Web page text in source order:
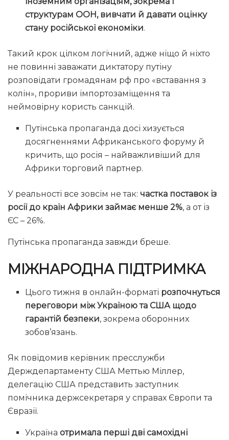
структурам ООН, вивчати й давати оцінку
стану російської економіки.
Такий крок цілком логічний, адже ніщо й ніхто
не повинні заважати диктатору путіну
розповідати громадянам рф про «вставання з
колін», прориви імпортозаміщення та
неймовірну користь санкцій.
Путінська пропаганда досі хизується
досягненнями Африканського форуму й
кричить, що росія – найважливіший для
Африки торговий партнер.
У реальності все зовсім не так: частка поставок із
росії до країн Африки займає менше 2%, а от із
ЄС – 26%.
Путінська пропаганда завжди бреше.
МІЖНАРОДНА ПІДТРИМКА
Цього тижня в онлайн-форматі розпочнуться
переговори між Україною та США щодо
гарантій безпеки, зокрема оборонних
зобов’язань.
Як повідомив керівник пресслужби
Держдепартаменту США Меттью Міллер,
делегацію США представить заступник
помічника держсекретаря у справах Європи та
Євразії.
Українаотримала перші дві самохідні